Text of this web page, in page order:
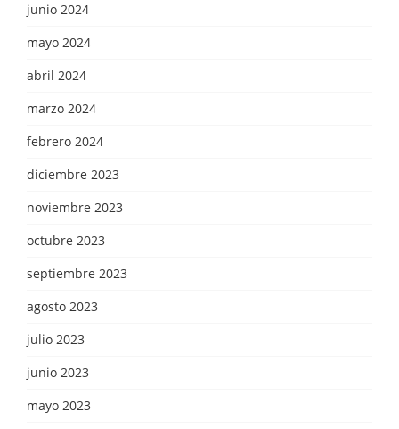
junio 2024
mayo 2024
abril 2024
marzo 2024
febrero 2024
diciembre 2023
noviembre 2023
octubre 2023
septiembre 2023
agosto 2023
julio 2023
junio 2023
mayo 2023